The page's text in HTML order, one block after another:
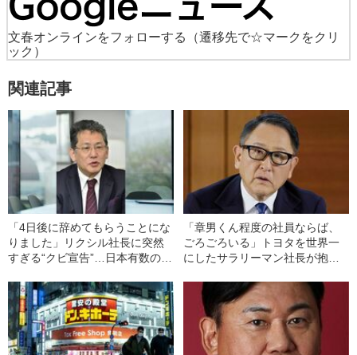
文春オンラインをフォローする
（遷移先で☆マークをクリ
ック）
関連記事
「4日後に辞めてもらうことにな
りました」リクシル社長に突然
すぎる“クビ宣告”…日本有数の大
「章男くん程度の社員ならば、
ごろごろいる」トヨタを世界一
にしたサラリーマン社長が抱い